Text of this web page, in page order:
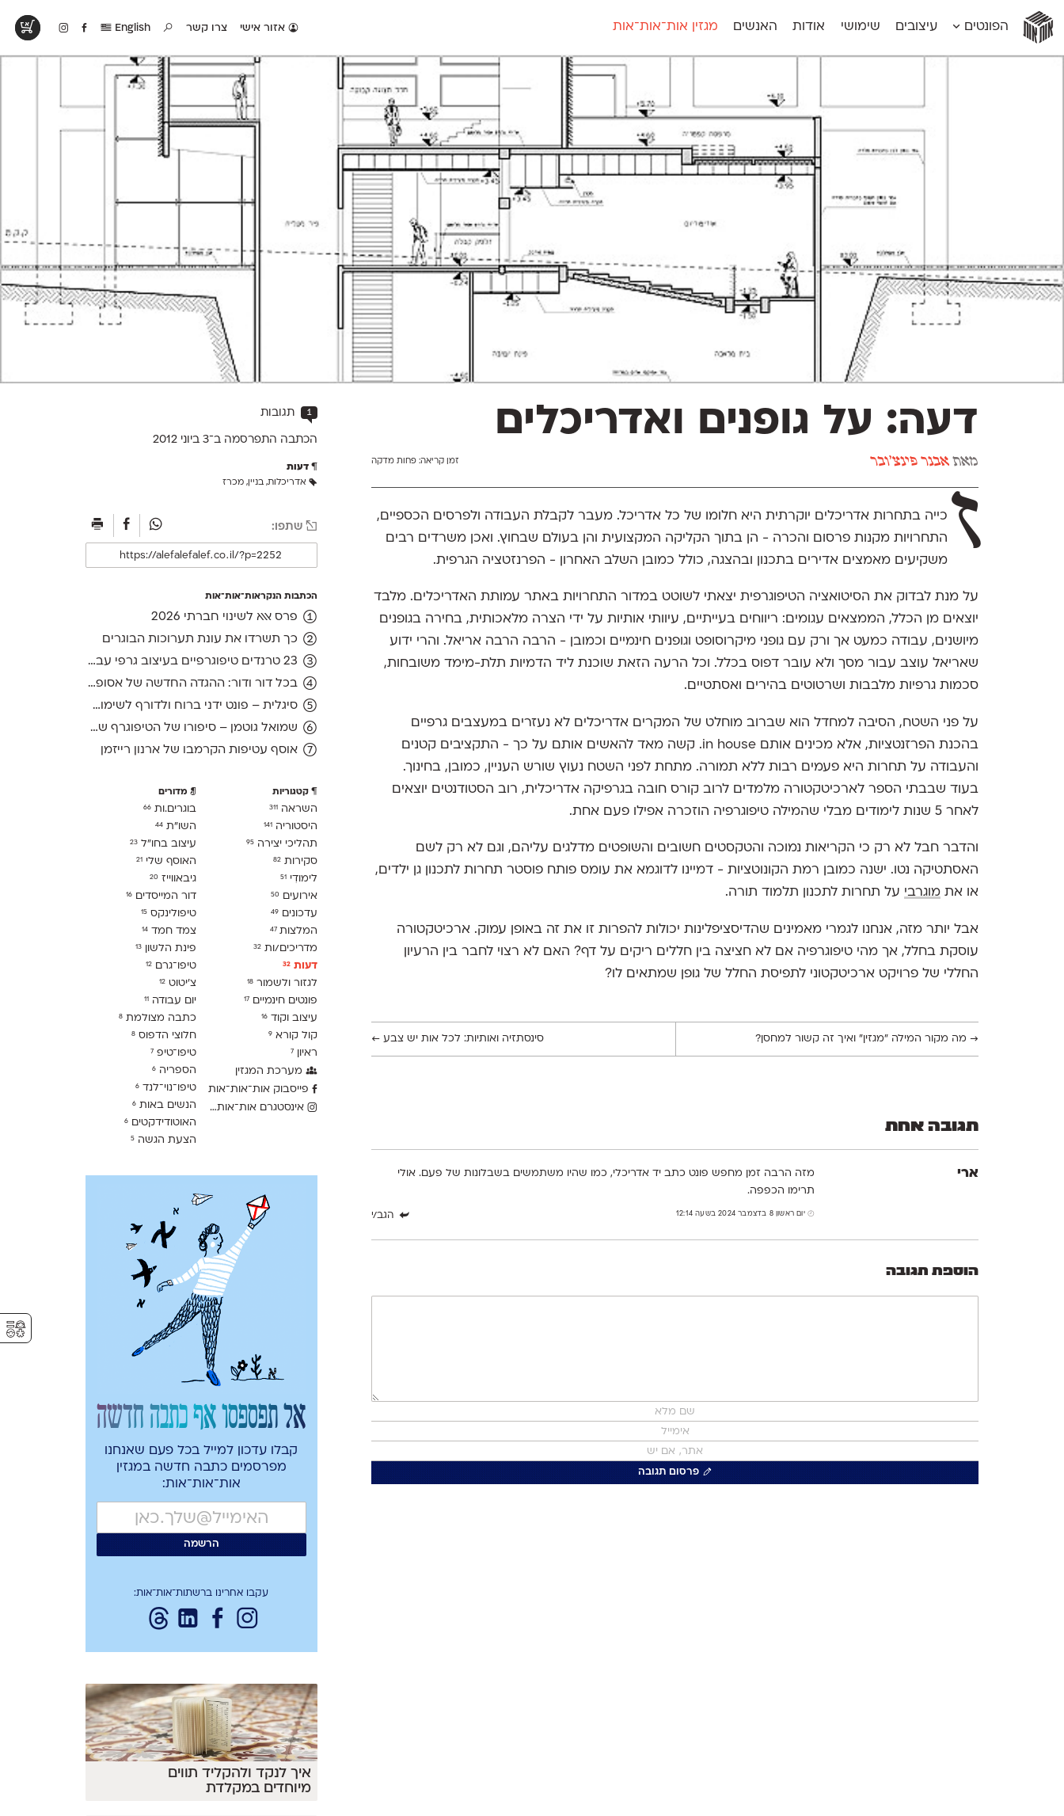
אותאות
אותאות
אות
אות
הפונטים עיצובים שימושי אודות האנשים מגזין אות־אות־אות אזור אישי צרו קשר English
אוונטה
אמביוולנטי קומפרסט
אסימון דו־לשוני
גלוריה
מוגרבי דיספליי חדש
מכמורת מעוגל
סטנגה
סינופסיס
פלוני
פלוני יד
פלוני צר
פריימריז
פרנק־רי
פרנק־רי צר
קארמה חדש
קדם סנס
קדם סריף
קרוואן
שלוק
תעמולה
פונטים בפעולה
מטריפים שנעשו עם
קטלוג להדפסה
לאלו שאוהבים לבחון
פונטים על־גבי דף A4
טבלה עם כל המאפיינים
לצד זה
דעה: על גופנים ואדריכלים
מאת אבנר פינצ'ובר זמן קריאה:פחות מדקה
ז
כייה בתחרות אדריכלים יוקרתית היא חלומו של כל אדריכל. מעבר לקבלת העבודה ולפרסים הכספיים,
התחרויות מקנות פרסום והכרה - הן בתוך הקליקה המקצועית והן בעולם שבחוץ. ואכן משרדים רבים
משקיעים מאמצים אדירים בתכנון ובהצגה, כולל כמובן השלב האחרון - הפרנזטציה הגרפית.
על מנת לבדוק את הסיטואציה הטיפוגרפית יצאתי לשוטט במדור התחרויות באתר עמותת האדריכלים. מלבד
יוצאים מן הכלל, הממצאים עגומים: ריווחים בעייתיים, עיוותי אותיות על ידי הצרה מלאכותית, בחירה בגופנים
מיושנים, עבודה כמעט אך ורק עם גופני מיקרוסופט וגופנים חינמיים וכמובן - הרבה הרבה אריאל. והרי ידוע
שאריאל עוצב עבור מסך ולא עובר דפוס בכלל. וכל הרעה הזאת שוכנת ליד הדמיות תלת-מימד משובחות,
סכמות גרפיות מלבבות ושרטוטים בהירים ואסתטיים.
על פני השטח, הסיבה למחדל הוא שברוב מוחלט של המקרים אדריכלים לא נעזרים במעצבים גרפיים
בהכנת הפרזנטציות, אלא מכינים אותם in house. קשה מאד להאשים אותם על כך - התקציבים קטנים
והעבודה על תחרות היא פעמים רבות ללא תמורה. מתחת לפני השטח נעוץ שורש העניין, כמובן, בחינוך.
בעוד שבבתי הספר לארכיטקטורה מלמדים לרוב קורס חובה בגרפיקה אדריכלית, רוב הסטודנטים יוצאים
לאחר 5 שנות לימודים מבלי שהמילה טיפוגרפיה הוזכרה אפילו פעם אחת.
והדבר חבל לא רק כי הקריאות נמוכה והטקסטים חשובים והשופטים מדלגים עליהם, וגם לא רק לשם
האסתטיקה נטו. ישנה כמובן רמת הקונוטציות - דמיינו לדוגמא את עומס פותח פוסטר תחרות לתכנון גן ילדים,
או את מוגרבי על תחרות לתכנון תלמוד תורה.
אבל יותר מזה, אנחנו לגמרי מאמינים שהדיסציפלינות יכולות להפרות זו את זה באופן עמוק. ארכיטקטורה
עוסקת בחלל, אך מהי טיפוגרפיה אם לא חציצה בין חללים ריקים על דף? האם לא רצוי לחבר בין הרעיון
החללי של פרויקט ארכיטקטוני לתפיסת החלל של גופן שמתאים לו?
→ מה מקור המילה ״מגזין״ ואיך זה קשור למחסן? סינסתזיה ואותיות: לכל אות יש צבע←
תגובה אחת
ארי
מזה הרבה זמן מחפש פונט כתב יד אדריכלי, כמו שהיו משתמשים בשבלונות של פעם. אולי
תרימו הכפפה.
יום ראשון 8 בדצמבר 2024 בשעה 12:14 הגב/י
הוספת תגובה
פרסום תגובה
1 תגובות
הכתבה התפרסמה ב־3 ב יוני 2012
דעות
אדריכלות, בניין , מכרז
שתפו:
הכתבות הנקראות־אות־אות
פרס אאא לשינוי חברתי 2026
כך תשרדו את עונת תערוכות הבוגרים
23 טרנדים טיפוגרפיים בעיצוב גרפי עברי, ועוד אחד לשנה הבאה
בכל דור ודור: ההגדה החדשה של אסופה, מהדורת 2026
סיגלית – פונט ידני ברוח ולדורף לשימוש חופשי
שמואל גוטמן – סיפורו של הטיפוגרף שמאחורי גופני מיקרוסופט, כפי שנחשף בארכיון של נינתו
אוסף עטיפות הקרמבו של ארנון רייזמן
קטגוריות
השראה 311
היסטוריה 141
תהליכי יצירה 95
סקירות 82
לימודִי 51
אירועים 50
עדכונים 49
המלצות47
מדריכים/ות 32
דעות 32
לגזור ולשמור 18
פונטים חינמיים 17
עיצוב וקוד 16
קול קורא 9
ראיון 7
מערכת המגזין
פייסבוק אות־אות־אות
אינסטגרם אות־אות־אות
מדורים
בוגרים.ות 66
השו״ת 44
עיצוב בחו"ל 23
האוסף שלי 21
גיבאווייז 20
דור המייסדים 16
טיפולינקס 15
צמד חמד 14
פינת הלשון 13
טיפו־גרם 12
צ׳יטוט 12
יום עבודה 11
כתבה מצולמת 8
חלוצי הדפוס 8
טיפו־טיפ 7
הספריה 6
טיפו־נוי־לנד 6
הנשים באות 6
האוטודידקטים 6
הצעת הגשה 5
אל תפספסו אף כתבה חדשה
קבלו עדכון למייל בכל פעם שאנחנו
מפרסמים כתבה חדשה במגזין
אות־אות־אות:
עקבו אחרינו ברשתות־אות־אות:
איך לנקד ולהקליד תווים
מיוחדים במקלדת
⚥︎